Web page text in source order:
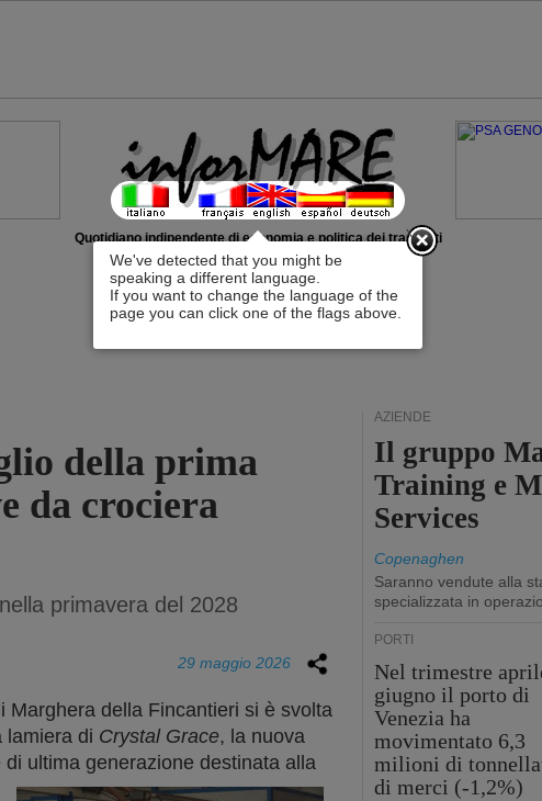
We've detected that you might be
speaking a different language.
If you want to change the language of the
page you can click one of the flags above.
x
Quotidiano indipendente di economia e politica dei trasporti
della prima
da crociera
primavera del 2028
29 maggio 2026
Marghera della Fincantieri si è svolta
lamiera di Crystal Grace, la nuova
ultima generazione destinata alla
AZIENDE
Il gruppo
Training e
Services
Copenaghen
Saranno vendute alla
specializzata in
PORTI
Nel trimestre
giugno il porto di
Venezia ha
movimentato 6,3
milioni di
di merci (-1,2%)